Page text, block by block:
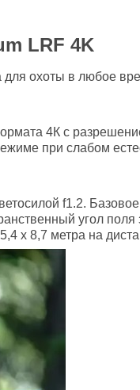
LRF 4K
охоты в любое
4К с
при слабом
f1.2.
угол поля
х 8,7 метра на